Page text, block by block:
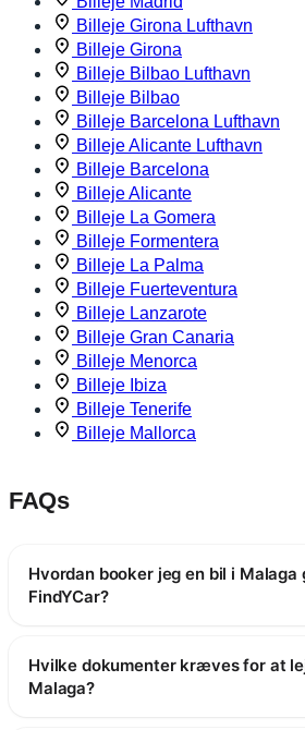
Billeje Girona Lufthavn
Billeje Girona
Billeje Bilbao Lufthavn
Billeje Bilbao
Billeje Barcelona Lufthavn
Billeje Alicante Lufthavn
Billeje Barcelona
Billeje Alicante
Billeje La Gomera
Billeje Formentera
Billeje La Palma
Billeje Fuerteventura
Billeje Lanzarote
Billeje Gran Canaria
Billeje Menorca
Billeje Ibiza
Billeje Tenerife
Billeje Mallorca
FAQs
Hvordan booker jeg en bil i Malaga
FindYCar?
Hvilke dokumenter kræves for at
Malaga?